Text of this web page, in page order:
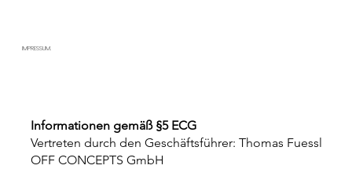
IMPRESSUM.
Informationen gemäß §5 ECG
Vertreten durch den Geschäftsführer: Thomas Fuessl
OFF CONCEPTS GmbH